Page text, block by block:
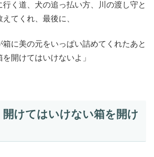
行く道、犬の追っ払い方、川の渡し守と
てくれ、最後に、
箱に美の元をいっぱい詰めてくれたあと
開けてはいけないよ」
けてはいけない箱を開け